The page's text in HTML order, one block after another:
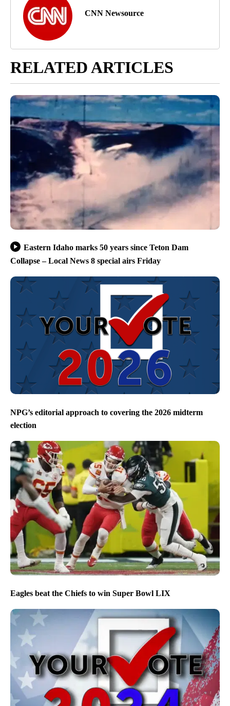
CNN Newsource
RELATED ARTICLES
Eastern Idaho marks 50 years since Teton Dam
Collapse – Local News 8 special airs Friday
NPG’s editorial approach to covering the 2026 midterm
election
Eagles beat the Chiefs to win Super Bowl LIX